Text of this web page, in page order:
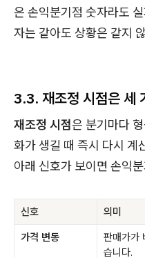
은 손익분기점 숫자라도
자는 같아도 상황은 같지
3.3. 재조정 시점은 세
재조정 시점은 분기마다
화가 생길 때 즉시 다시 계
아래 신호가 보이면 손익
신호 의미
가격 변동
판매가가
습니다.